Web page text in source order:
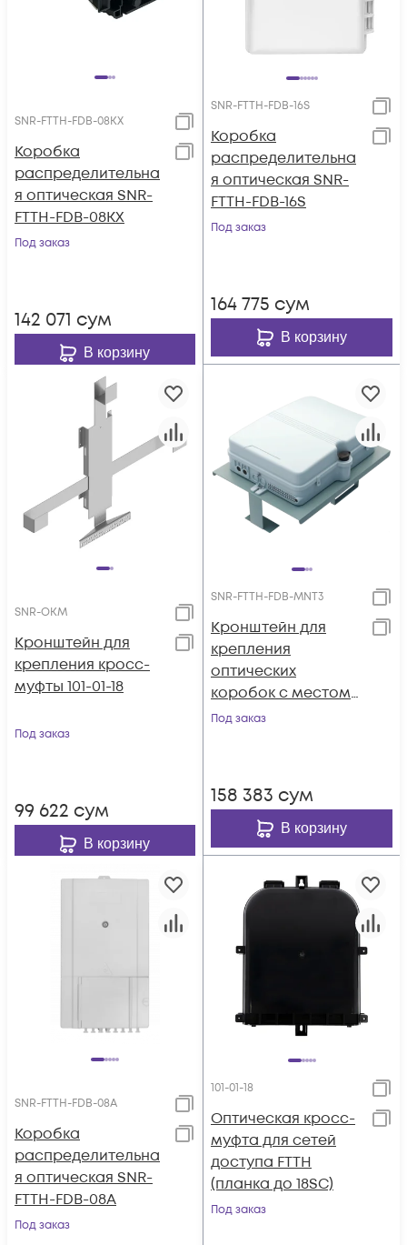
SNR-FTTH-FDB-08KX
Коробка
распределительна
я оптическая SNR-
FTTH-FDB-08KX
Под заказ
142 071 сум
В корзину
SNR-FTTH-FDB-16S
Коробка
распределительна
я оптическая SNR-
FTTH-FDB-16S
Под заказ
164 775 сум
В корзину
SNR-OKM
Кронштейн для
крепления кросс-
муфты 101-01-18
Под заказ
99 622 сум
В корзину
SNR-FTTH-FDB-MNT3
Кронштейн для
крепления
оптических
коробок с местом
для запаса кабеля
Под заказ
158 383 сум
В корзину
SNR-FTTH-FDB-08A
Коробка
распределительна
я оптическая SNR-
FTTH-FDB-08A
Под заказ
101-01-18
Оптическая кросс-
муфта для сетей
доступа FTTH
(планка до 18SC)
Под заказ